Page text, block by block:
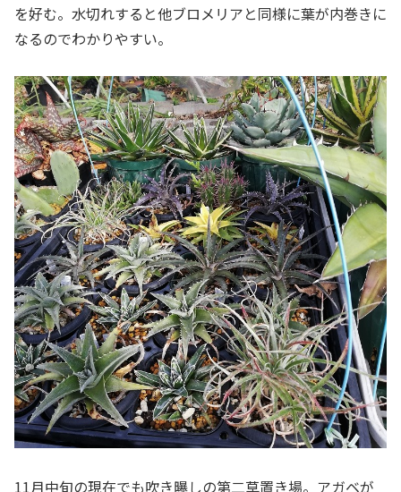
を好む。水切れすると他ブロメリアと同様に葉が内巻きに
なるのでわかりやすい。
11月中旬の現在でも吹き曝しの第二草置き場。アガベが